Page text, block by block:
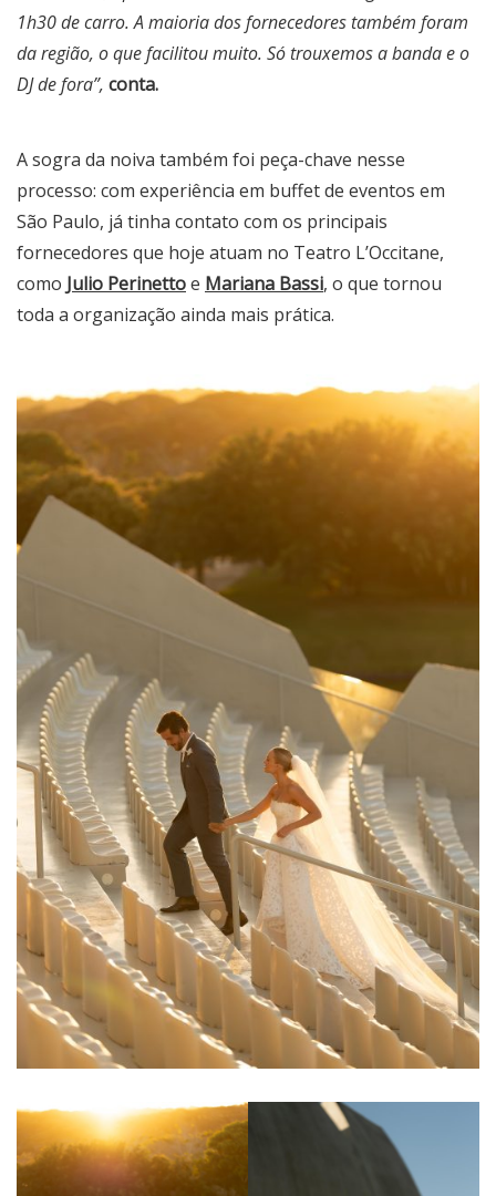
1h30 de carro. A maioria dos fornecedores também foram
da região, o que facilitou muito. Só trouxemos a banda e o
DJ de fora”, conta.
A sogra da noiva também foi peça-chave nesse
processo: com experiência em buffet de eventos em
São Paulo, já tinha contato com os principais
fornecedores que hoje atuam no Teatro L’Occitane,
como Julio Perinettoe Mariana Bassi, o que tornou
toda a organização ainda mais prática.